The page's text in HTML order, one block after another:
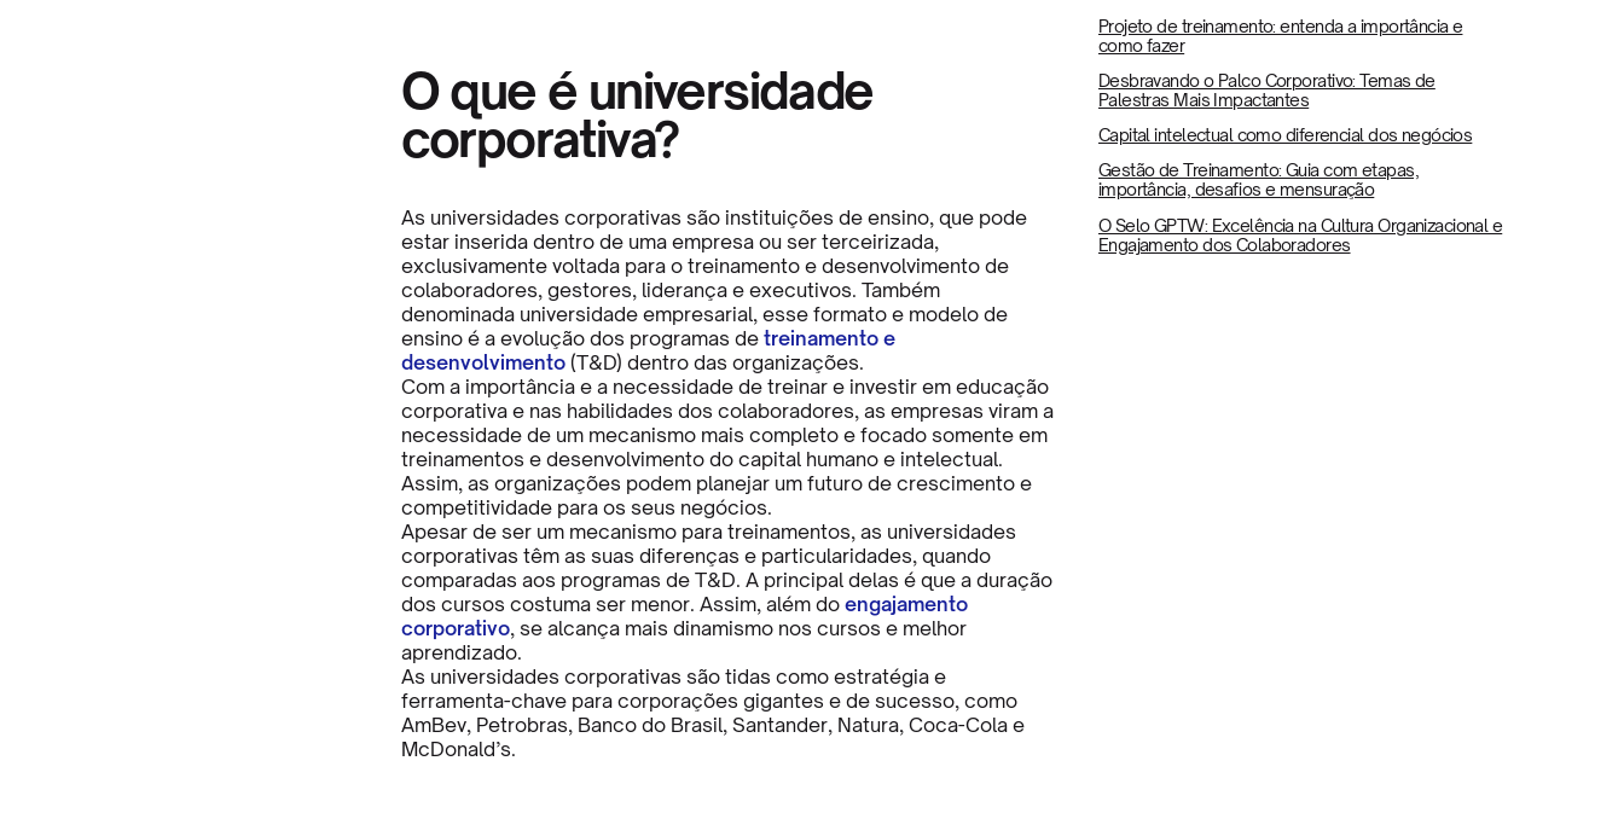
O que é universidade
corporativa?
As universidades corporativas são instituições de ensino, que pode
estar inserida dentro de uma empresa ou ser terceirizada,
exclusivamente voltada para o treinamento e desenvolvimento de
colaboradores, gestores, liderança e executivos. Também
denominada universidade empresarial, esse formato e modelo de
ensino é a evolução dos programas de treinamento e
desenvolvimento(T&D) dentro das organizações.
Com a importância e a necessidade de treinar e investir em educação
corporativa e nas habilidades dos colaboradores, as empresas viram a
necessidade de um mecanismo mais completo e focado somente em
treinamentos e desenvolvimento do capital humano e intelectual.
Assim, as organizações podem planejar um futuro de crescimento e
competitividade para os seus negócios.
Apesar de ser um mecanismo para treinamentos, as universidades
corporativas têm as suas diferenças e particularidades, quando
comparadas aos programas de T&D. A principal delas é que a duração
dos cursos costuma ser menor. Assim, além do engajamento
corporativo, se alcança mais dinamismo nos cursos e melhor
aprendizado.
As universidades corporativas são tidas como estratégia e
ferramenta-chave para corporações gigantes e de sucesso, como
AmBev, Petrobras, Banco do Brasil, Santander, Natura, Coca-Cola e
McDonald’s.
Projeto de treinamento: entenda a importância e
como fazer
Desbravando o Palco Corporativo: Temas de
Palestras Mais Impactantes
Capital intelectual como diferencial dos negócios
Gestão de Treinamento: Guia com etapas,
importância, desafios e mensuração
O Selo GPTW: Excelência na Cultura Organizacional e
Engajamento dos Colaboradores